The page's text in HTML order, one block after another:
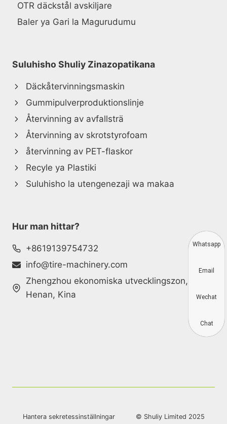
OTR däckstål avskiljare
Baler ya Gari la Magurudumu
Suluhisho Shuliy Zinazopatikana
Däckåtervinningsmaskin
Gummipulverproduktionslinje
Återvinning av avfallsträ
Återvinning av skrotstyrofoam
återvinning av PET-flaskor
Recyle ya Plastiki
Suluhisho la utengenezaji wa makaa
Hur man hittar?
+8619139754732
info@tire-machinery.com
Zhengzhou ekonomiska utvecklingszon,
Henan, Kina
Hantera sekretessinställningar © Shuliy Limited 2025
Whatsapp
Email
Wechat
Chat